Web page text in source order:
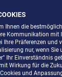
Ihnen die
Kommunikation mit
Ihre Präferenzen und
nur, wenn Sie
Ihr Einverständnis
Wirkung für die
und